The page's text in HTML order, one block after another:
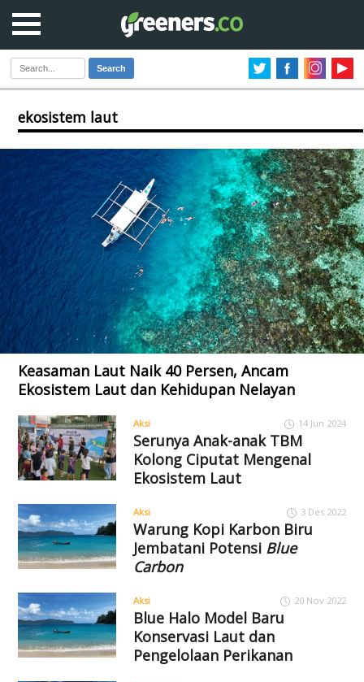
Search
ekosistem laut
Keasaman Laut Naik 40 Persen, Ancam
Ekosistem Laut dan Kehidupan Nelayan
Aksi 14 Jun 2024
Serunya Anak-anak TBM
Kolong Ciputat Mengenal
Ekosistem Laut
Aksi 3 Des 2022
Warung Kopi Karbon Biru
Jembatani Potensi Blue
Carbon
Aksi 20 Nov 2022
Blue Halo Model Baru
Konservasi Laut dan
Pengelolaan Perikanan